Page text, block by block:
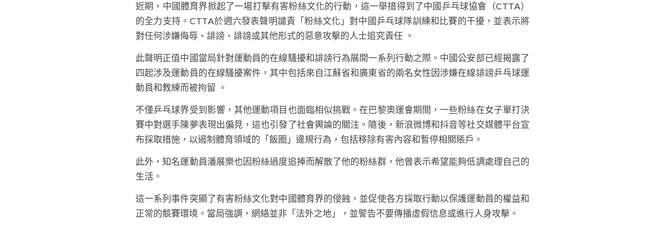
近期，中國體育界掀起了一場打擊有害粉絲文化的行動，這一舉措得到了中國乒乓球協會（CTTA）
的全力支持。CTTA於週六發表聲明譴責「粉絲文化」對中國乒乓球隊訓練和比賽的干擾，並表示將
對任何涉嫌侮辱、誹謗、誹謗或其他形式的惡意攻擊的人士追究責任 。
此聲明正值中國當局針對運動員的在線騷擾和誹謗行為展開一系列行動之際。中國公安部已經揭露了
四起涉及運動員的在線騷擾案件，其中包括來自江蘇省和廣東省的兩名女性因涉嫌在線誹謗乒乓球運
動員和教練而被拘留 。
不僅乒乓球界受到影響，其他運動項目也面臨相似挑戰。在巴黎奧運會期間，一些粉絲在女子單打決
賽中對選手陳夢表現出偏見，這也引發了社會輿論的關注。隨後，新浪微博和抖音等社交媒體平台宣
布採取措施，以遏制體育領域的「飯圈」違規行為，包括移除有害內容和暫停相關賬戶。
此外，知名運動員潘展樂也因粉絲過度追捧而解散了他的粉絲群，他曾表示希望能夠低調處理自己的
生活。
這一系列事件突顯了有害粉絲文化對中國體育界的侵蝕，並促使各方採取行動以保護運動員的權益和
正常的競賽環境。當局強調，網絡並非「法外之地」，並警告不要傳播虛假信息或進行人身攻擊。